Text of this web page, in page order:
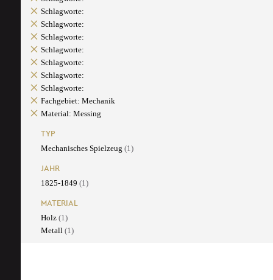
Schlagworte:
Schlagworte:
Schlagworte:
Schlagworte:
Schlagworte:
Schlagworte:
Schlagworte:
Fachgebiet: Mechanik
Material: Messing
TYP
Mechanisches Spielzeug (1)
JAHR
1825-1849 (1)
MATERIAL
Holz (1)
Metall (1)